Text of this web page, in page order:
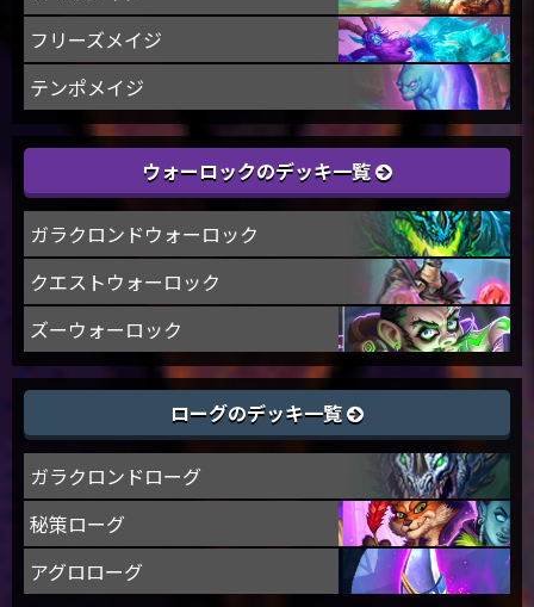
フリーズメイジ
テンポメイジ
ウォーロックのデッキ一覧
ガラクロンドウォーロック
クエストウォーロック
ズーウォーロック
ローグのデッキ一覧
ガラクロンドローグ
秘策ローグ
アグロローグ